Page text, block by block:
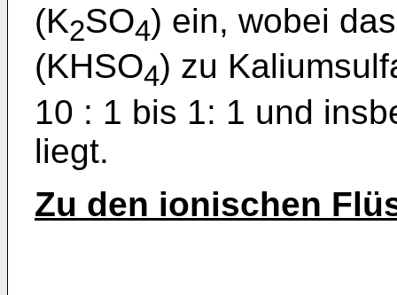
(K2SO4) ein, wobei
(KHSO4) zu
10 : 1 bis 1: 1 und
liegt.
Zu den ionischen